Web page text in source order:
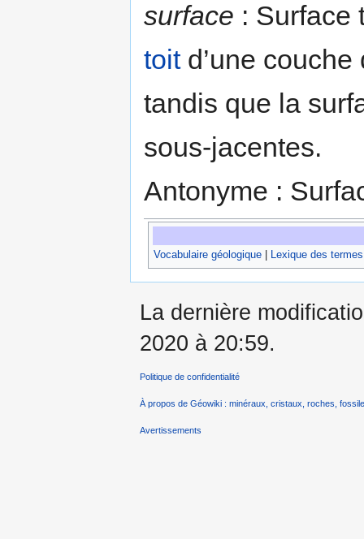
surface : Surface
toitd’une couche
tandis que la
sous-jacentes.
Antonyme :
Vocabulaire géologique Lexique des
La dernière
2020 à 20:59.
Politique de confidentialité
À propos de Géowiki : minéraux, cristaux, roches,
Avertissements